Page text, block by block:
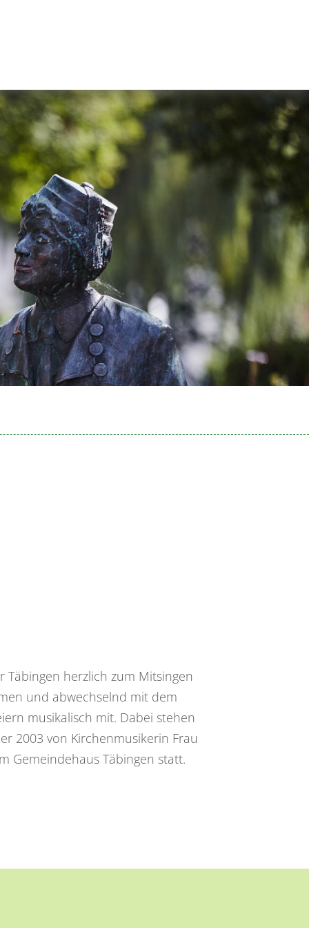
Täbingen herzlich zum Mitsingen
und abwechselnd mit dem
musikalisch mit. Dabei stehen
2003 von Kirchenmusikerin Frau
Gemeindehaus Täbingen statt.